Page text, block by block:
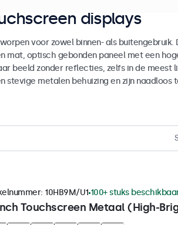
displays
voor zowel binnen- als buitengebruik.
mat, optisch gebonden paneel met een
beeld zonder reflecties, zelfs in de meest
stevige metalen behuizing en zijn naadloos
Touchscreen Metaal (High-
10HB9M/U1 100+ stuks